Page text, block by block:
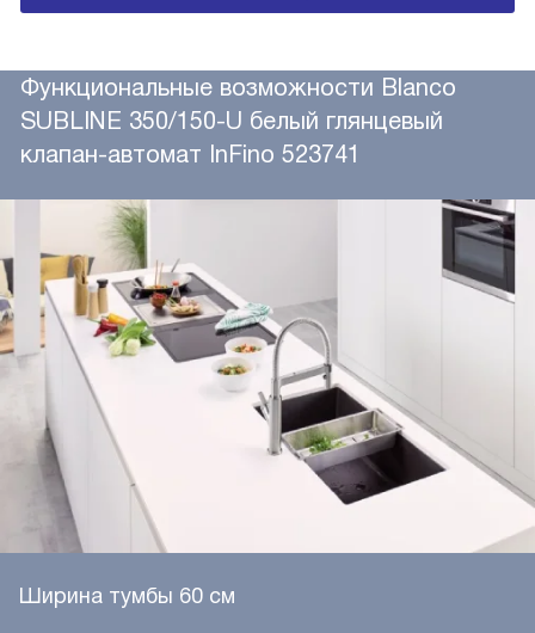
Функциональные возможности Blanco
SUBLINE 350/150-U белый глянцевый
клапан-автомат InFino 523741
Ширина тумбы 60 см